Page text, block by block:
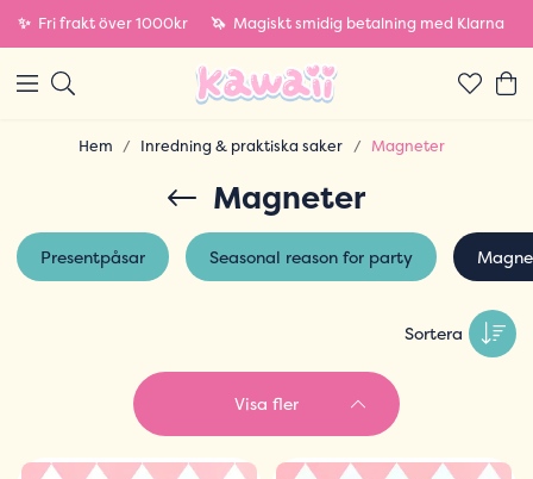
✨ Fri frakt över 1000kr 🦄 Magiskt smidig betalning med Klarna
Hem Inredning & praktiska saker Magneter
Magneter
Presentpåsar Seasonal reason for party
Sortera
Visa fler